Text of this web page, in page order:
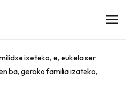
ixeteko, e, eukela ser
ba, geroko familia izateko,